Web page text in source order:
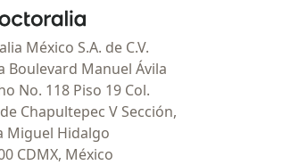
- Página de inicio
México S.A. de C.V.
Boulevard Manuel Ávila
No. 118 Piso 19 Col.
Chapultepec V Sección,
Miguel Hidalgo
CDMX, México